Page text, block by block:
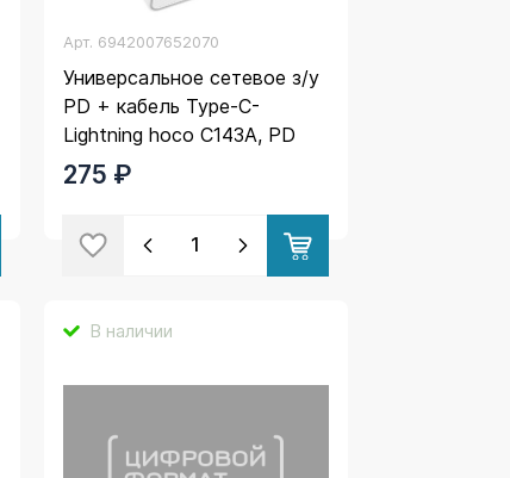
Арт. 6942007652070
Универсальное сетевое з/у
PD + кабель Type-C-
Lightning hoco C143A, PD
20W, 3А, белый
275 ₽
В наличии